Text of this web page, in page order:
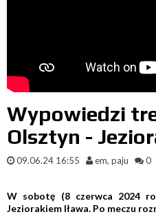
Wypowiedzi
Olsztyn -
09.06.24 16:55 em, paju 0
W sobotę (8 czerwca 2024
Jeziorakiem Iława. Po meczu